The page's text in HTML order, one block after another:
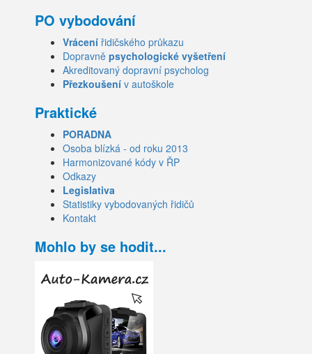
PO vybodování
Vrácení řidičského průkazu
Dopravně psychologické vyšetření
Akreditovaný dopravní psycholog
Přezkoušení v autoškole
Praktické
PORADNA
Osoba blízká - od roku 2013
Harmonizované kódy v ŘP
Odkazy
Legislativa
Statistiky vybodovaných řidičů
Kontakt
Mohlo by se hodit...